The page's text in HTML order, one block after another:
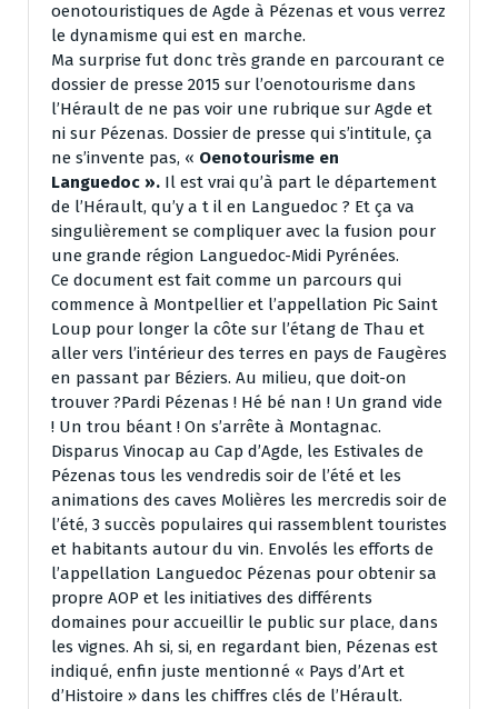
oenotouristiques de Agde à Pézenas et vous verrez
le dynamisme qui est en marche.
Ma surprise fut donc très grande en parcourant ce
dossier de presse 2015 sur l’oenotourisme dans
l’Hérault de ne pas voir une rubrique sur Agde et
ni sur Pézenas. Dossier de presse qui s’intitule, ça
ne s’invente pas, « Oenotourisme en
Languedoc ». Il est vrai qu’à part le département
de l’Hérault, qu’y a t il en Languedoc ? Et ça va
singulièrement se compliquer avec la fusion pour
une grande région Languedoc-Midi Pyrénées.
Ce document est fait comme un parcours qui
commence à Montpellier et l’appellation Pic Saint
Loup pour longer la côte sur l’étang de Thau et
aller vers l’intérieur des terres en pays de Faugères
en passant par Béziers. Au milieu, que doit-on
trouver ?Pardi Pézenas ! Hé bé nan ! Un grand vide
! Un trou béant ! On s’arrête à Montagnac.
Disparus Vinocap au Cap d’Agde, les Estivales de
Pézenas tous les vendredis soir de l’été et les
animations des caves Molières les mercredis soir de
l’été, 3 succès populaires qui rassemblent touristes
et habitants autour du vin. Envolés les efforts de
l’appellation Languedoc Pézenas pour obtenir sa
propre AOP et les initiatives des différents
domaines pour accueillir le public sur place, dans
les vignes. Ah si, si, en regardant bien, Pézenas est
indiqué, enfin juste mentionné « Pays d’Art et
d’Histoire » dans les chiffres clés de l’Hérault.